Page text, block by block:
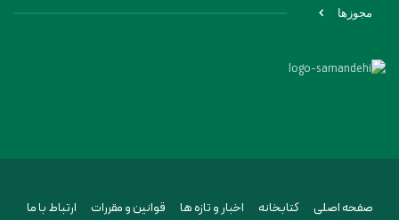
مجوزها
صفحه اصلی کتابخانه اخبار و تازه ها قوانین و مقررات ارتباط با ما